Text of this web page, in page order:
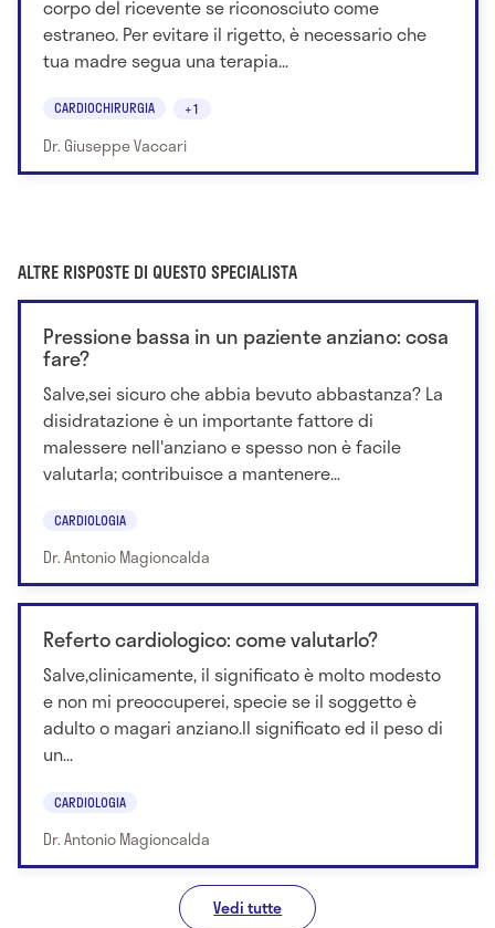
corpo del ricevente se riconosciuto come
estraneo. Per evitare il rigetto, è necessario che
tua madre segua una terapia...
CARDIOCHIRURGIA +1
Dr. Giuseppe Vaccari
ALTRE RISPOSTE DI QUESTO SPECIALISTA
Pressione bassa in un paziente anziano: cosa
fare?
Salve,sei sicuro che abbia bevuto abbastanza? La
disidratazione è un importante fattore di
malessere nell'anziano e spesso non è facile
valutarla; contribuisce a mantenere...
CARDIOLOGIA
Dr. Antonio Magioncalda
Referto cardiologico: come valutarlo?
Salve,clinicamente, il significato è molto modesto
e non mi preoccuperei, specie se il soggetto è
adulto o magari anziano.Il significato ed il peso di
un...
CARDIOLOGIA
Dr. Antonio Magioncalda
Vedi tutte